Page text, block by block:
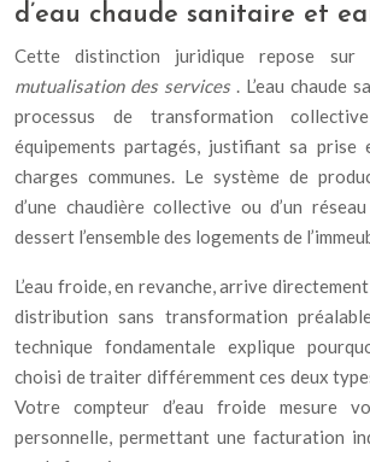
d’eau chaude sanitaire et
Cette distinction juridique repose
mutualisation des services . L’eau chaude
processus de transformation
équipements partagés, justifiant sa prise
charges communes. Le système de
d’une chaudière collective ou d’un
dessert l’ensemble des logements de
L’eau froide, en revanche, arrive
distribution sans transformation
technique fondamentale explique
choisi de traiter différemment ces deux
Votre compteur d’eau froide mesure
personnelle, permettant une facturation